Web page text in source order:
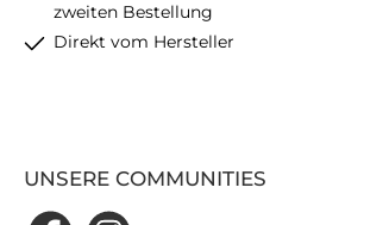
zweiten Bestellung
Direkt vom Hersteller
UNSERE COMMUNITIES